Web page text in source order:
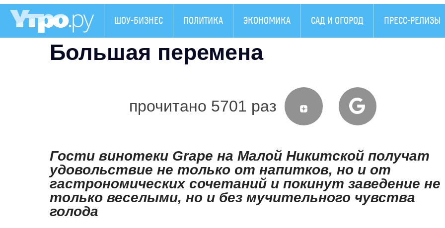
ШОУ-БИЗНЕС ПОЛИТИКА ЭКОНОМИКА САД И ОГОРОД ПРЕСС-РЕЛИЗЫ
Большая перемена
прочитано 5701 раз
Гости винотеки Grape на Малой Никитской получат
удовольствие не только от напитков, но и от
гастрономических сочетаний и покинут заведение не
только веселыми, но и без мучительного чувства
голода